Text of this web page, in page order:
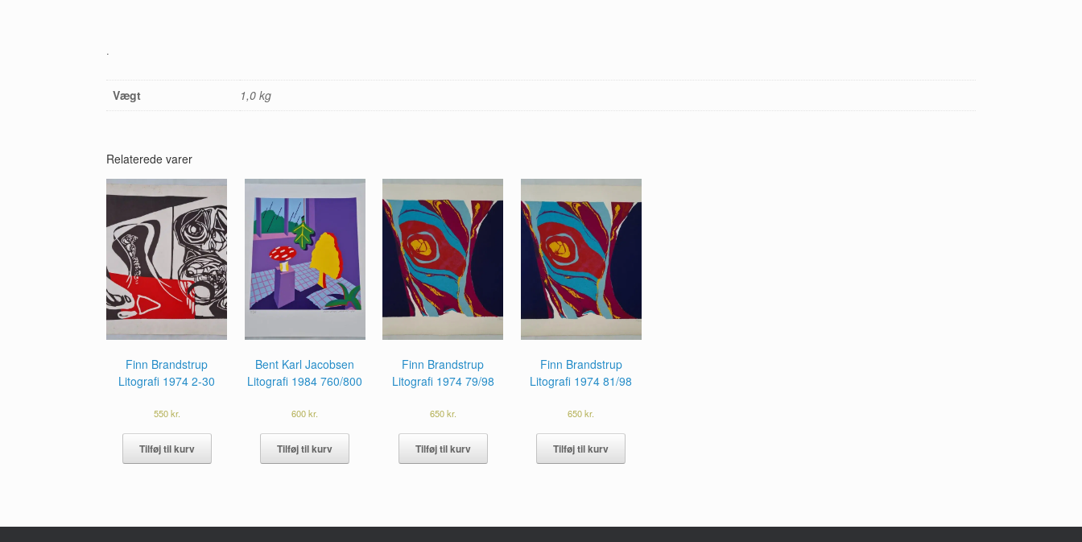
.
Vægt 1,0 kg
Relaterede varer
Finn Brandstrup
Litografi 1974 2-30
550kr.
Tilføj til kurv
Bent Karl Jacobsen
Litografi 1984 760/800
600kr.
Tilføj til kurv
Finn Brandstrup
Litografi 1974 79/98
650kr.
Tilføj til kurv
Finn Brandstrup
Litografi 1974 81/98
650kr.
Tilføj til kurv